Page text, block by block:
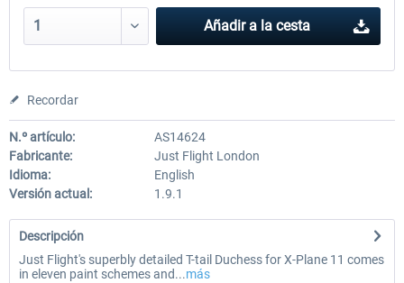
Añadir a la cesta
Recordar
N.º artículo:
AS14624
Fabricante:
Just Flight London
Idioma:
English
Versión actual:
1.9.1
Descripción
Just Flight's superbly detailed T-tail Duchess for X-Plane 11 comes
in eleven paint schemes and...más